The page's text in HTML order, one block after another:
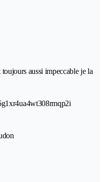
aussi impeccable je la